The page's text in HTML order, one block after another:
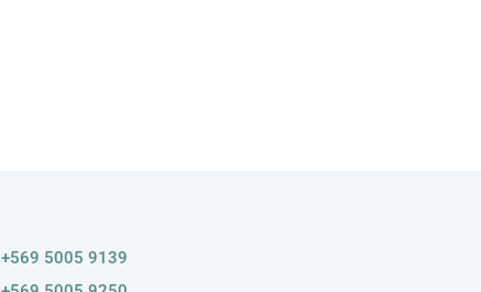
+569 5005 9139